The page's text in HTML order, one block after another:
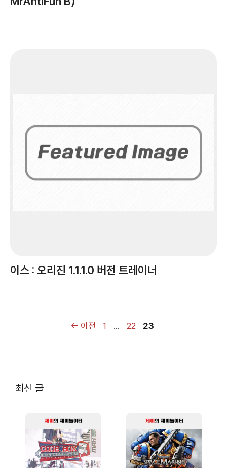
이스 : 오리진 1.1.1.0 버전 트레이너
← 이전
페
1 …
페
22
페
23
최신 글